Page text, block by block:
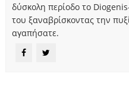
δύσκολη περίοδο το
του ξαναβρίσκοντας την
αγαπήσατε.